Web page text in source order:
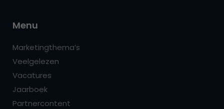
Menu
Marketingthema’s
Veelgelezen
Vacatures
Jaarboek
Partnercontent